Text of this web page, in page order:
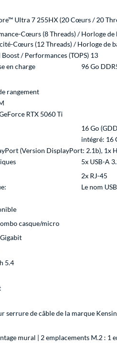
Ultra 7 255HX (20 Cœurs / 20
Cœurs (8 Threads) / Horloge de
Cœurs (12 Threads) / Horloge de
/ Performances (TOPS) 13
en charge
96 Go
rangement
RTX 5060 Ti
16 Go
intégré: 16
(Version DisplayPort: 2.1b), 1x
5x USB-A
2x RJ-45
Le nom
casque/micro
5.4
serrure de câble de la marque
mural | 2 emplacements M.2 : 1